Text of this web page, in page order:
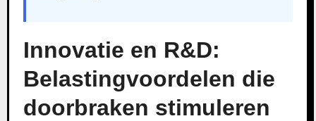
Innovatie en R&D:
Belastingvoordelen die
doorbraken stimuleren